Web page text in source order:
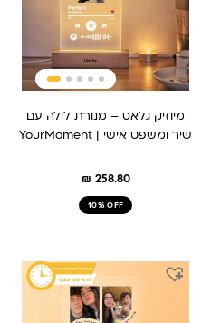
מיוזיק גלאס – מנורת לילה עם
שיר ומשפט אישי | YourMoment
₪ 258.80
10% OFF
המחיר
היה:
המחיר
הוא: